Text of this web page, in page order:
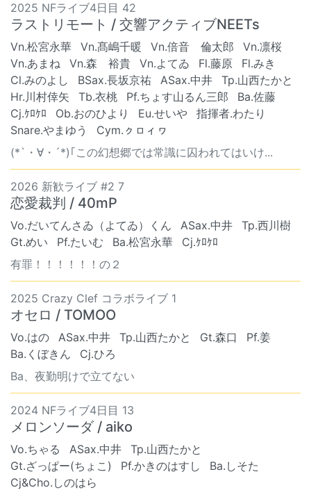
2025 NFライブ4日目 42
ラストリモート / 交響アクティブNEETs
Vn.松宮永華 Vn.髙嶋千暖 Vn.倍音 倫太郎
Vn.凛桜
Vn.あまね
Vn.森 裕貴 Vn.よてゐ Fl.藤原
Fl.みき
Cl.みのよし
BSax.長坂京祐 ASax.中井
Tp.山西たかと
Hr.川村倖矢
Tb.衣桃 Pf.ちょす山るん三郎
Ba.佐藤
Cj.ｹﾛｹﾛ
Ob.おのひより Eu.せいや
指揮者.わたり
Snare.やまゆう
Cym.ㇰㇿィヮ
(*`・∀・´*)｢この幻想郷では常識に囚われてはいけ...
2026 新歓ライブ #2 7
恋愛裁判 / 40mP
Vo.だいてんさゐ（よてゐ）くん ASax.中井
Tp.西川樹
Gt.めい
Pf.たいむ Ba.松宮永華
Cj.ｹﾛｹﾛ
有罪！！！！！！の２
2025 Crazy Clef コラボライブ 1
オセロ / TOMOO
Vo.はの ASax.中井 Tp.山西たかと Gt.森口
Pf.姜
Ba.くぼきん
Cj.ひろ
Ba、夜勤明けで立てない
2024 NFライブ4日目 13
メロンソーダ / aiko
Vo.ちゃる ASax.中井
Tp.山西たかと
Gt.ざっぱー(ちょこ)
Pf.かきのはすし
Ba.しそた
Cj&Cho.しのはら